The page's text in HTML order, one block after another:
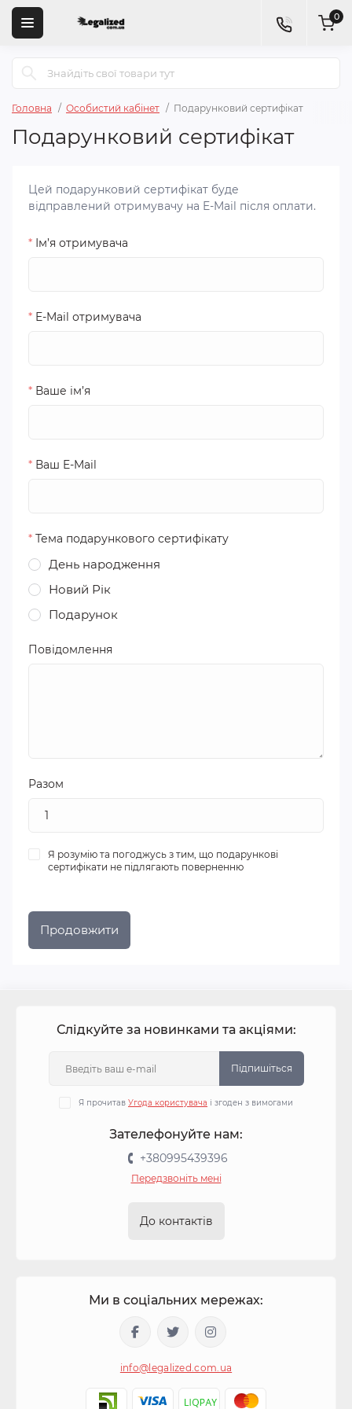
0
Головна Особистий кабінет Подарунковий сертифікат
Подарунковий сертифікат
Цей подарунковий сертифікат буде
відправлений отримувачу на E-Mail після оплати.
* Ім’я отримувача
* E-Mail отримувача
* Ваше ім’я
* Ваш E-Mail
* Тема подарункового сертифікату
День народження
Новий Рік
Подарунок
Повідомлення
Разом
Я розумію та погоджусь з тим, що подарункові
сертифікати не підлягають поверненню
Слідкуйте за новинками та акціями:
Підпишіться
Я прочитав Угода користувача і згоден з вимогами
Зателефонуйте нам:
+380995439396
Передзвоніть мені
До контактів
Ми в соціальних мережах:
info@legalized.com.ua